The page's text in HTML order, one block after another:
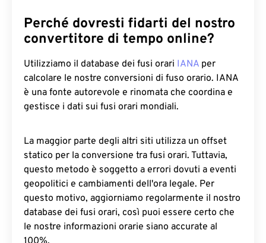
Perché dovresti fidarti del nostro
convertitore di tempo online?
Utilizziamo il database dei fusi orari IANA per
calcolare le nostre conversioni di fuso orario. IANA
è una fonte autorevole e rinomata che coordina e
gestisce i dati sui fusi orari mondiali.
La maggior parte degli altri siti utilizza un offset
statico per la conversione tra fusi orari. Tuttavia,
questo metodo è soggetto a errori dovuti a eventi
geopolitici e cambiamenti dell'ora legale. Per
questo motivo, aggiorniamo regolarmente il nostro
database dei fusi orari, così puoi essere certo che
le nostre informazioni orarie siano accurate al